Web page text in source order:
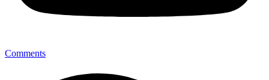
Comments